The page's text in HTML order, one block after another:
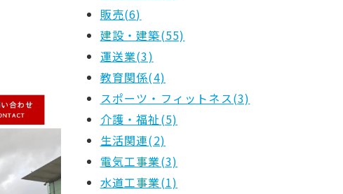
販売(6)
建設・建築(55)
運送業(3)
教育関係(4)
スポーツ・フィットネス(3)
介護・福祉(5)
生活関連(2)
電気工事業(3)
水道工事業(1)